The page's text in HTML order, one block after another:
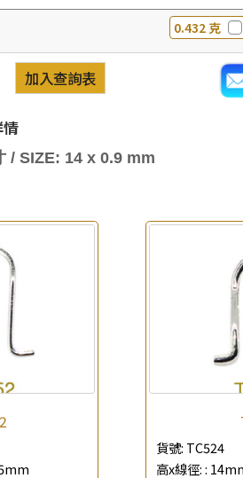
0.432 克
加入查詢表
/ SIZE: 14 x 0.9 mm
貨號: TC524
高x線徑: :